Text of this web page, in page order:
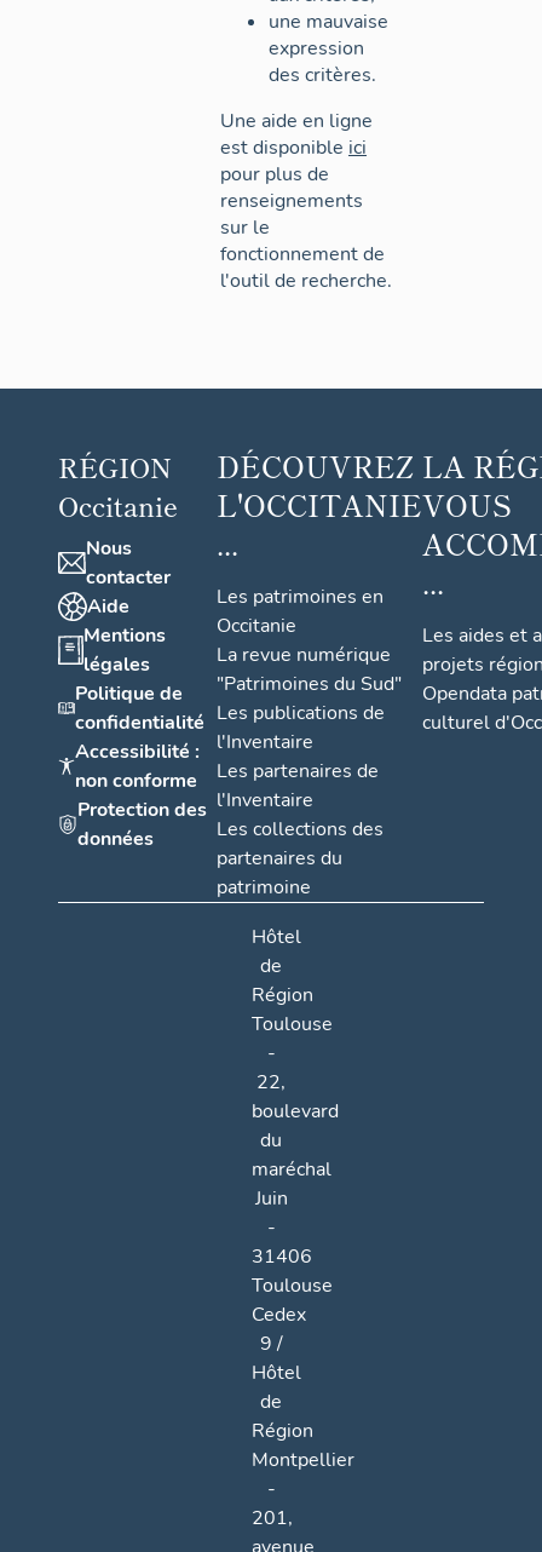
une mauvaise
expression
des critères.
Une aide en ligne
est disponible ici
pour plus de
renseignements
sur le
fonctionnement de
l'outil de recherche.
RÉGION
Occitanie
Nous
contacter
Aide
Mentions
légales
Politique de
confidentialité
Accessibilité :
non conforme
Protection des
données
DÉCOUVREZ
L'OCCITANIE
...
Les patrimoines en
Occitanie
La revue numérique
"Patrimoines du Sud"
Les publications de
l'Inventaire
Les partenaires de
l'Inventaire
Les collections des
partenaires du
patrimoine
LA
VOUS
...
Les aides et
projets
Opendata
culturel
Hôtel
de
Région
Toulouse
-
22,
boulevard
du
maréchal
Juin
-
31406
Toulouse
Cedex
9 /
Hôtel
de
Région
Montpellier
-
201,